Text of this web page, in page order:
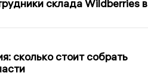
склада Wildberries в
сколько стоит собрать